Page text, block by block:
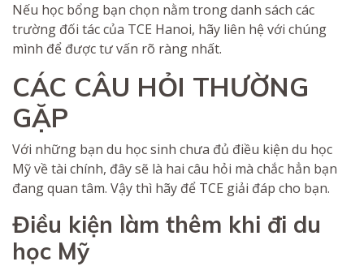
Nếu học bổng bạn chọn nằm trong danh sách các
trường đối tác của TCE Hanoi, hãy liên hệ với chúng
mình để được tư vấn rõ ràng nhất.
CÁC CÂU HỎI THƯỜNG
GẶP
Với những bạn du học sinh chưa đủ điều kiện du học
Mỹ về tài chính, đây sẽ là hai câu hỏi mà chắc hẳn bạn
đang quan tâm. Vậy thì hãy để TCE giải đáp cho bạn.
Điều kiện làm thêm khi đi du
học Mỹ